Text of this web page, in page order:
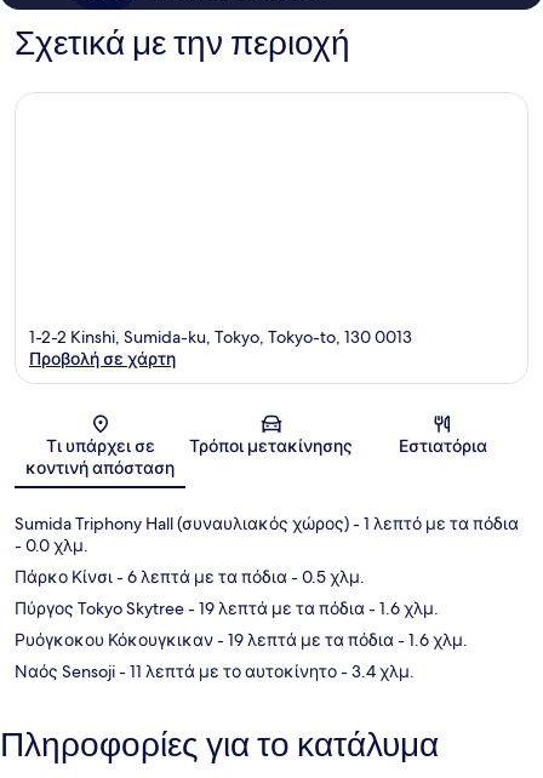
Σχετικά με την περιοχή
Χάρτης
1-2-2 Kinshi, Sumida-ku, Tokyo, Tokyo-to, 130 0013
Προβολή σε χάρτη
Τι υπάρχει σε
κοντινή απόσταση
Τρόποι μετακίνησης Εστιατόρια
Sumida Triphony Hall (συναυλιακός χώρος)- 1 λεπτό με τα πόδια
- 0.0 χλμ.
Πάρκο Κίνσι- 6 λεπτά με τα πόδια- 0.5 χλμ.
Πύργος Tokyo Skytree- 19 λεπτά με τα πόδια- 1.6 χλμ.
Ρυόγκοκου Κόκουγκικαν- 19 λεπτά με τα πόδια- 1.6 χλμ.
Ναός Sensoji- 11 λεπτά με το αυτοκίνητο- 3.4 χλμ.
Πληροφορίες για το κατάλυμα